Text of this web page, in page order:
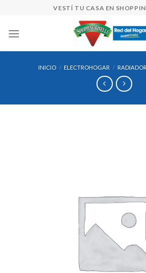
content
VESTÍ TU CASA EN
INICIO / ELECTROHOGAR / RADIADOR